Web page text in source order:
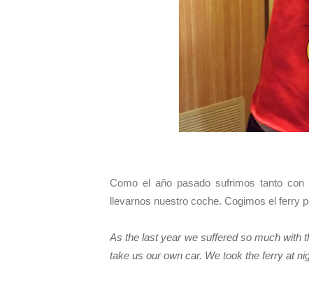
Como el año pasado sufrimos tanto
llevarnos nuestro coche. Cogimos el ferry
As the last year we suffered so much with
take us our own car. We took the ferry at